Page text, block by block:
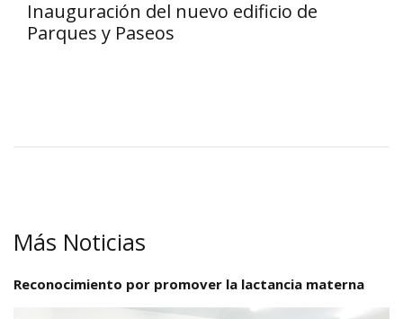
Inauguración del nuevo edificio de
Parques y Paseos
Más Noticias
Reconocimiento por promover la lactancia materna